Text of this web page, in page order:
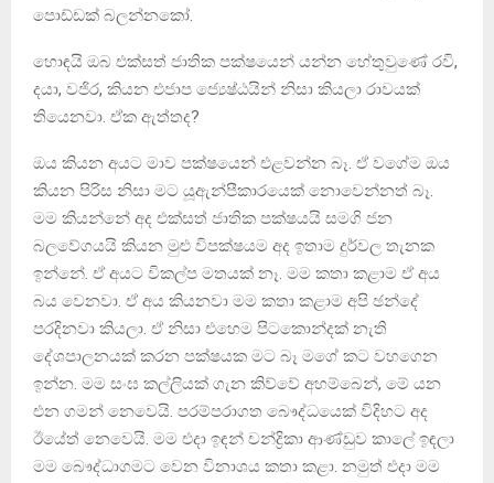
පොඩ්ඩක් බලන්නකෝ.
හොඳයි ඔබ එක්සත් ජාතික පක්ෂයෙන් යන්න හේතුවුණේ රවි,
දයා, වජිර, කියන එජාප ජ්‍යෙෂ්ඨයින් නිසා කියලා රාවයක්
තියෙනවා. ඒක ඇත්තද?
ඔය කියන අයට මාව පක්ෂයෙන් එළවන්න බෑ. ඒ වගේම ඔය
කියන පිරිස නිසා මට යූඇන්පීකාරයෙක් නොවෙන්නත් බෑ.
මම කියන්නේ අද එක්සත් ජාතික පක්ෂයයි සමගි ජන
බලවේගයයි කියන මුළු විපක්ෂයම අද ඉතාම දුර්වල තැනක
ඉන්නේ. ඒ අයට විකල්ප මතයක් නෑ. මම කතා කළාම ඒ අය
බය වෙනවා. ඒ අය කියනවා මම කතා කළාම අපි ඡන්දේ
පරදිනවා කියලා. ඒ නිසා එහෙම පිටකොන්දක් නැති
දේශපාලනයක් කරන පක්ෂයක මට බෑ මගේ කට වහගෙන
ඉන්න. මම සංඝ කල්ලියක් ගැන කිව්වේ අහම්බෙන්, මේ යන
එන ගමන් නෙවෙයි. පරම්පරාගත බෞද්ධයෙක් විදිහට අද
ඊයේත් නෙවෙයි. මම එදා ඉඳන් චන්ද්‍රිකා ආණ්ඩුව කාලේ ඉඳලා
මම බෞද්ධාගමට වෙන විනාශය කතා කළා. නමුත් එදා මම